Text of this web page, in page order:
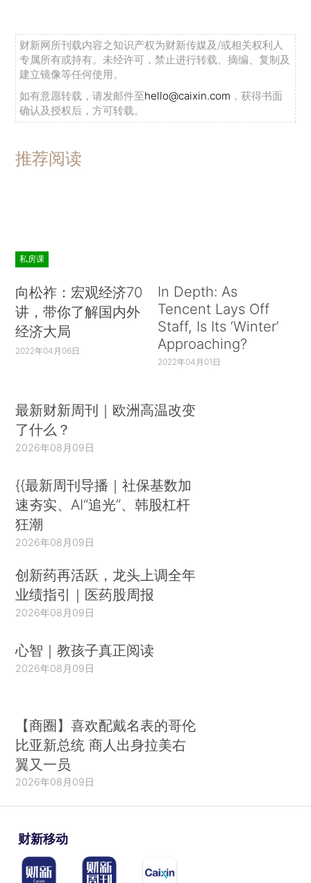
财新网所刊载内容之知识产权为财新传媒及/或相关权利人
专属所有或持有。未经许可，禁止进行转载、摘编、复制及
建立镜像等任何使用。
如有意愿转载，请发邮件至hello@caixin.com ，获得书面
确认及授权后，方可转载。
推荐阅读
私房课
向松祚：宏观经济70
讲，带你了解国内外
经济大局
2022年04月06日
In Depth: As
Tencent Lays Off
Staff, Is Its ‘Winter’
Approaching?
2022年04月01日
最新财新周刊｜欧洲高温改变
了什么？
2026年08月09日
{{最新周刊导播｜社保基数加
速夯实、AI“追光”、韩股杠杆
狂潮
2026年08月09日
创新药再活跃，龙头上调全年
业绩指引｜医药股周报
2026年08月09日
心智｜教孩子真正阅读
2026年08月09日
【商圈】喜欢配戴名表的哥伦
比亚新总统 商人出身拉美右
翼又一员
2026年08月09日
财新移动